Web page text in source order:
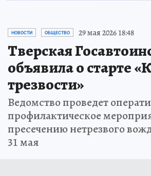
НОВОСТИ ОБЩЕСТВО 29 мая 2026 18:48
Тверская
объявила о старте
трезвости»
Ведомство проведет
профилактическое
пресечению нетрезвого
31 мая